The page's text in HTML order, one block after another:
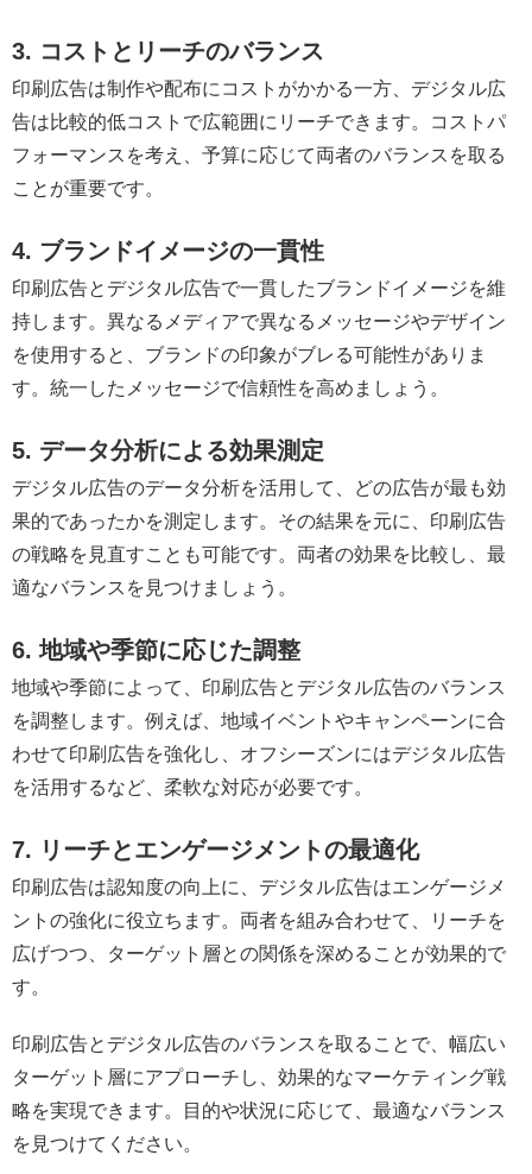
3. コストとリーチのバランス
印刷広告は制作や配布にコストがかかる一方、デジタル広
告は比較的低コストで広範囲にリーチできます。コストパ
フォーマンスを考え、予算に応じて両者のバランスを取る
ことが重要です。
4. ブランドイメージの一貫性
印刷広告とデジタル広告で一貫したブランドイメージを維
持します。異なるメディアで異なるメッセージやデザイン
を使用すると、ブランドの印象がブレる可能性がありま
す。統一したメッセージで信頼性を高めましょう。
5. データ分析による効果測定
デジタル広告のデータ分析を活用して、どの広告が最も効
果的であったかを測定します。その結果を元に、印刷広告
の戦略を見直すことも可能です。両者の効果を比較し、最
適なバランスを見つけましょう。
6. 地域や季節に応じた調整
地域や季節によって、印刷広告とデジタル広告のバランス
を調整します。例えば、地域イベントやキャンペーンに合
わせて印刷広告を強化し、オフシーズンにはデジタル広告
を活用するなど、柔軟な対応が必要です。
7. リーチとエンゲージメントの最適化
印刷広告は認知度の向上に、デジタル広告はエンゲージメ
ントの強化に役立ちます。両者を組み合わせて、リーチを
広げつつ、ターゲット層との関係を深めることが効果的で
す。
印刷広告とデジタル広告のバランスを取ることで、幅広い
ターゲット層にアプローチし、効果的なマーケティング戦
略を実現できます。目的や状況に応じて、最適なバランス
を見つけてください。